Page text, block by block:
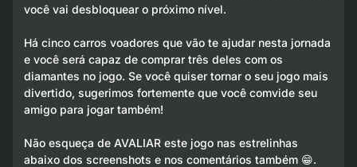
você vai desbloquear o próximo nível.
Há cinco carros voadores que vão te ajudar nesta jornada
e você será capaz de comprar três deles com os
diamantes no jogo. Se você quiser tornar o seu jogo mais
divertido, sugerimos fortemente que você comvide seu
amigo para jogar também!
Não esqueça de AVALIAR este jogo nas estrelinhas
abaixo dos screenshots e nos comentários também 😁.